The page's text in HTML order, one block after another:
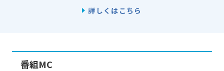
詳しくはこちら
番組MC